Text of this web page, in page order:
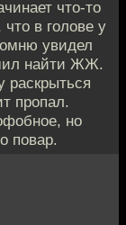
что-то
в голове у
увидел
найти ЖЖ.
раскрыться
пропал.
но
повар.